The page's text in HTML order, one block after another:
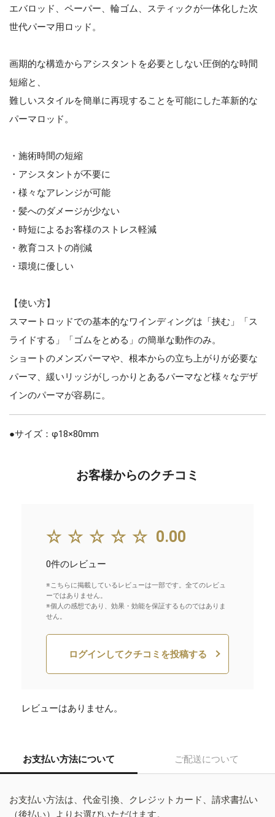
エバロッド、ペーパー、輪ゴム、スティックが一体化した次
世代パーマ用ロッド。
画期的な構造からアシスタントを必要としない圧倒的な時間
短縮と、
難しいスタイルを簡単に再現することを可能にした革新的な
パーマロッド。
・施術時間の短縮
・アシスタントが不要に
・様々なアレンジが可能
・髪へのダメージが少ない
・時短によるお客様のストレス軽減
・教育コストの削減
・環境に優しい
【使い方】
スマートロッドでの基本的なワインディングは「挟む」「ス
ライドする」「ゴムをとめる」の簡単な動作のみ。
ショートのメンズパーマや、根本からの立ち上がりが必要な
パーマ、緩いリッジがしっかりとあるパーマなど様々なデザ
インのパーマが容易に。
●サイズ：φ18×80mm
お客様からのクチコミ
☆☆☆☆☆ 0.00
0件のレビュー
※こちらに掲載しているレビューは一部です。全てのレビュ
ーではありません。
※個人の感想であり、効果・効能を保証するものではありま
せん。
ログインしてクチコミを投稿する
レビューはありません。
お支払い方法について ご配送について
お支払い方法は、代金引換、クレジットカード、請求書払い
（後払い）よりお選びいただけます。